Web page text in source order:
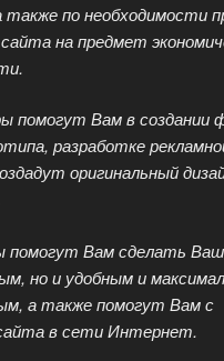
также по необходимости
на предмет
помогут Вам в создании
разработке
оригинальный
помогут Вам сделать
но и удобным и
а также помогут Вам с
в сети Интернет.